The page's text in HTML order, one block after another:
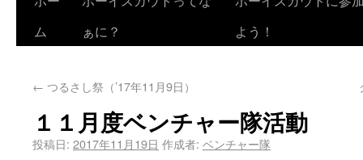
ム
ぁに？
よう！
← つるさし祭（’17年11月9日）
１１月度ベンチャー隊活動
投稿日: 2017年11月19日 作成者: ベンチャー隊